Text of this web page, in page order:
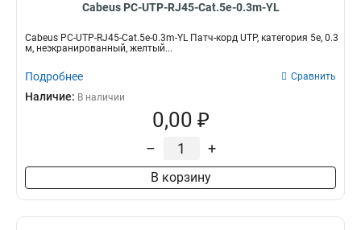
Cabeus PC-UTP-RJ45-Cat.5e-0.3m-YL
Cabeus PC-UTP-RJ45-Cat.5e-0.3m-YL Патч-корд UTP, категория 5e, 0.3
м, неэкранированный, желтый...
Подробнее Сравнить
Наличие: В наличии
0,00 ₽
– +
В корзину